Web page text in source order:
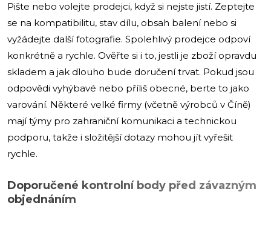
Pište nebo volejte prodejci, když si nejste jistí. Zeptejte
se na kompatibilitu, stav dílu, obsah balení nebo si
vyžádejte další fotografie. Spolehlivý prodejce odpoví
konkrétně a rychle. Ověřte si i to, jestli je zboží opravdu
skladem a jak dlouho bude doručení trvat. Pokud jsou
odpovědi vyhýbavé nebo příliš obecné, berte to jako
varování. Některé velké firmy (včetně výrobců v Číně)
mají týmy pro zahraniční komunikaci a technickou
podporu, takže i složitější dotazy mohou jít vyřešit
rychle.
Doporučené kontrolní body před závazným
objednáním